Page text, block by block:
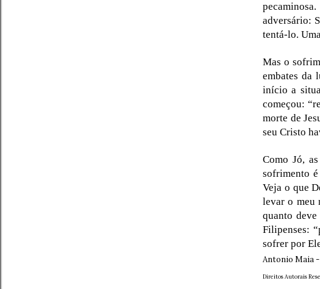
adversário:
tentá-lo.
Mas o
embates da
início a
começou:
morte de
seu Cristo
Como Jó,
sofrimento
Veja o que
levar o meu
quanto
Filipenses:
sofrer por
Antonio Maia -
Direitos Autorais